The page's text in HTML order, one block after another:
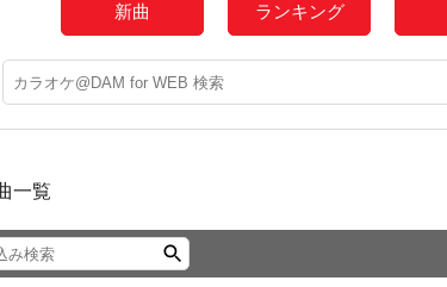
新曲 ランキング
一覧